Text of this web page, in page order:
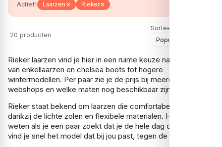
Actief: Laarzen Rieker
20 producten
Sorteer:
Rieker laarzen vind je hier in een ruime keuze naast elkaar,
van enkellaarzen en chelsea boots tot hogere
wintermodellen. Per paar zie je de prijs bij meerdere
webshops en welke maten nog beschikbaar zijn.
Rieker staat bekend om laarzen die comfortabel zitten
dankzij de lichte zolen en flexibele materialen. Handig om te
weten als je een paar zoekt dat je de hele dag draagt. Zo
vind je snel het model dat bij jou past, tegen de beste prijs.